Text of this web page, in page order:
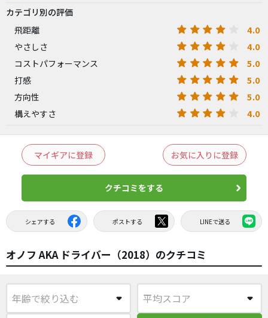
カテゴリ別の評価
飛距離
4.0
やさしさ 4.0
コストパフォーマンス 5.0
打感 5.0
方向性 5.0
構えやすさ 4.0
マイギアに登録 お気に入りに登録
クチコミをする
シェアする ポストする LINEで送る
オノフ AKA ドライバー（2018）のクチコミ